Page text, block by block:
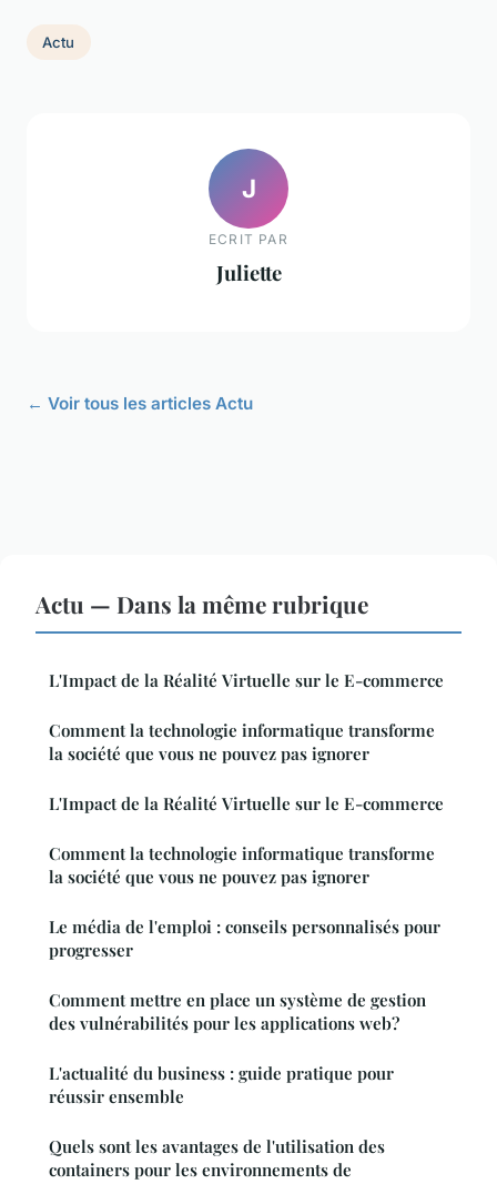
Actu
J
ECRIT PAR
Juliette
← Voir tous les articles Actu
Actu — Dans la même rubrique
L'Impact de la Réalité Virtuelle sur le E-commerce
Comment la technologie informatique transforme
la société que vous ne pouvez pas ignorer
L'Impact de la Réalité Virtuelle sur le E-commerce
Comment la technologie informatique transforme
la société que vous ne pouvez pas ignorer
Le média de l'emploi : conseils personnalisés pour
progresser
Comment mettre en place un système de gestion
des vulnérabilités pour les applications web?
L'actualité du business : guide pratique pour
réussir ensemble
Quels sont les avantages de l'utilisation des
containers pour les environnements de